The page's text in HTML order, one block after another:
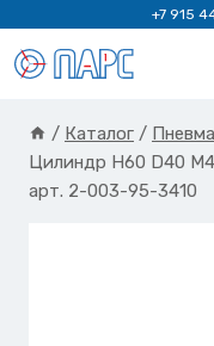
содержимому
+7 915
/ Каталог /
Цилиндр H60 D40
арт. 2-003-95-3410